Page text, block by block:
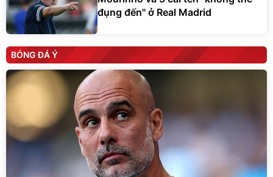
đụng đến" ở Real Madrid
BÓNG ĐÁ Ý